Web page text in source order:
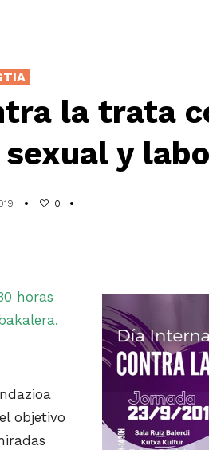
la trata
y
0
horas
objetivo